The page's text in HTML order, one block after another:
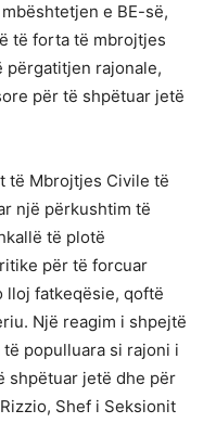
e BE-së,
të forta të mbrojtjes
përgatitjen rajonale,
për të shpëtuar jetë
të Mbrojtjes Civile të
një përkushtim të
të plotë
për të forcuar
lloj fatkeqësie, qoftë
Një reagim i shpejtë
populluara si rajoni i
shpëtuar jetë dhe për
Shef i Seksionit